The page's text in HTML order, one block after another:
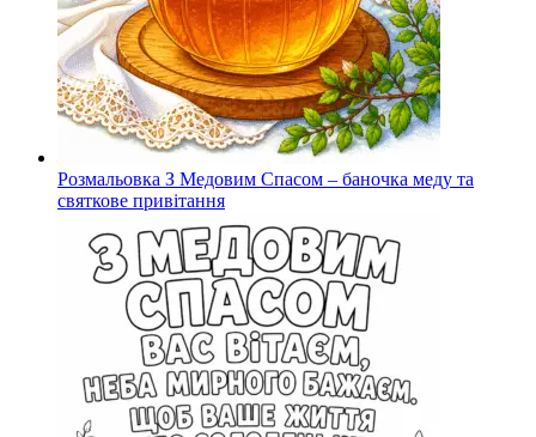
Розмальовка З Медовим Спасом – баночка меду та
святкове привітання